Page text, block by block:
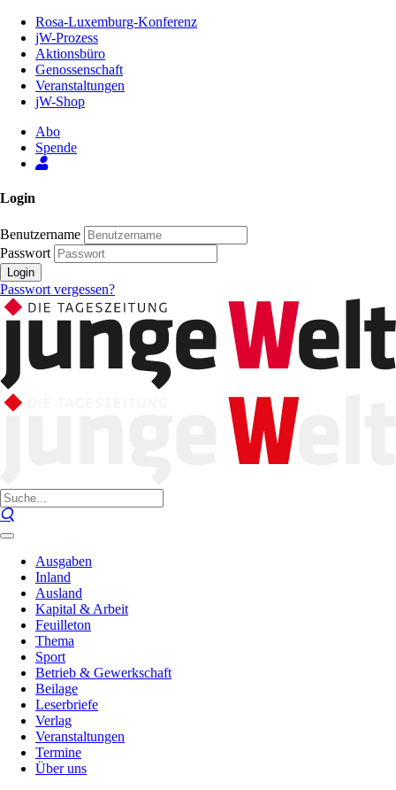
Inhalt
Seite
Rosa-Luxemburg-Konferenz
jW-Prozess
Aktionsbüro
Genossenschaft
Veranstaltungen
jW-Shop
Abo
Spende
Login
Benutzername
Passwort
Login
Passwort vergessen?
Ausgaben
Inland
Ausland
Kapital & Arbeit
Feuilleton
Thema
Sport
Betrieb & Gewerkschaft
Beilage
Leserbriefe
Verlag
Veranstaltungen
Termine
Über uns